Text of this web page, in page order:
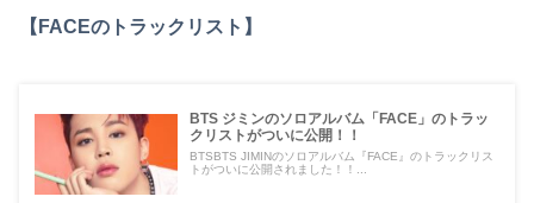
【FACEのトラックリスト】
BTS ジミンのソロアルバム「FACE」のトラッ
クリストがついに公開！！
BTSBTS JIMINのソロアルバム『FACE』のトラックリス
トがついに公開されました！！...